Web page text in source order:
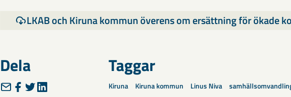
LKAB och Kiruna kommun överens om ersättning för ökade
Dela Taggar
Kiruna Kiruna kommun Linus Niva